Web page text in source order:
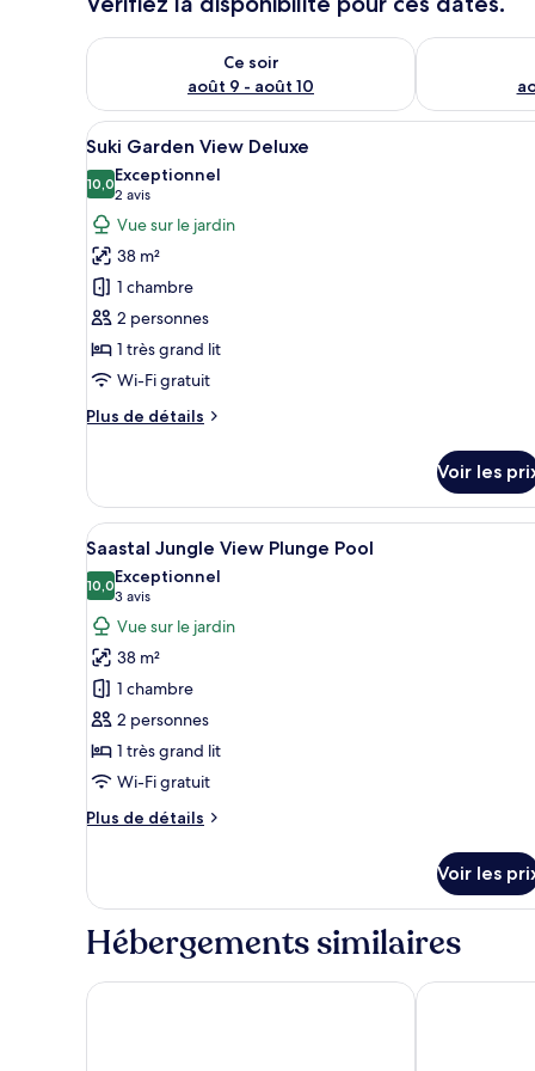
Ce soir
août 9 - août 10
Vérifier la disponibilité pour ce soir août 9 - août 10
Vérifier la
Afficher
toutes
les
photos
pour
ce
type
de
chambre :
Suki
Garden
Une terrasse en bois avec
13
Suki Garden View Deluxe
10,010,0 sur 10
Exceptionnel
2 avis
(2 avis)
Vue sur le jardin
38 m²
1 chambre
2 personnes
1 très grand lit
Wi-Fi gratuit
Plus de détails
Plus
le
type
de
chambre
Suki
Garden
View
Deluxe
Voir les
Afficher
toutes
les
photos
pour
ce
type
de
chambre :
Saastal
Jungle
Pool
Un bain à remous entouré
10
Saastal Jungle View Plunge Pool
10,010,0 sur 10
Exceptionnel
3 avis
(3 avis)
Vue sur le jardin
38 m²
1 chambre
2 personnes
1 très grand lit
Wi-Fi gratuit
Plus de détails
Plus
le
type
de
Saastal
Voir les
Hébergements similaires
Secrets Tulum Resort & Beach Club - Adults Only -
KAN Tulum